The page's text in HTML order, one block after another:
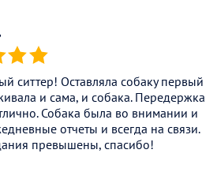
(*) (*)
ситтер! Оставляла собаку первый
и сама, и собака. Передержка
Собака была во внимании и
отчеты и всегда на связи.
превышены, спасибо!